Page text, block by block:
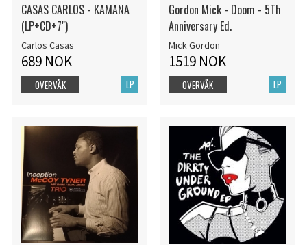
CASAS CARLOS - KAMANA
(LP+CD+7")
Carlos Casas
689 NOK
LP
OVERVÅK
Gordon Mick - Doom - 5Th
Anniversary Ed.
Mick Gordon
1519 NOK
LP
OVERVÅK